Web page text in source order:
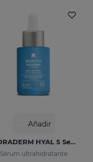
Añadir
HIDRADERM HYAL 5 Serum
Sérum ultrahidratante